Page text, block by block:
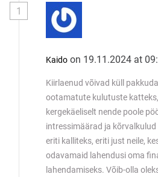
1
Kaido on 19.11.2024 at
Kiirlaenud võivad küll
ootamatute kulutuste
kergekäeliselt nende poole
intressimäärad ja
eriti kalliteks, eriti just neile,
odavamaid lahendusi oma
lahendamiseks. Võib-olla